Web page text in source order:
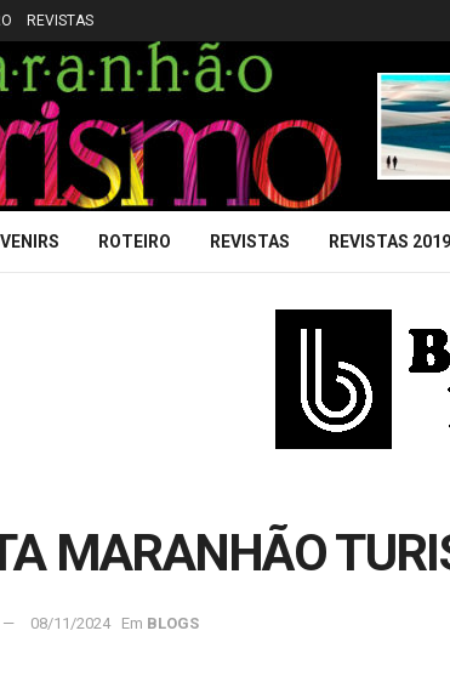
REVISTAS
ROTEIRO REVISTAS REVISTAS 2019
MARANHÃO
08/11/2024 Em BLOGS